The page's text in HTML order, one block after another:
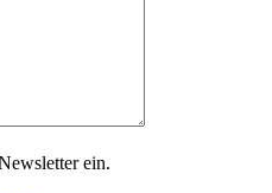
ein.